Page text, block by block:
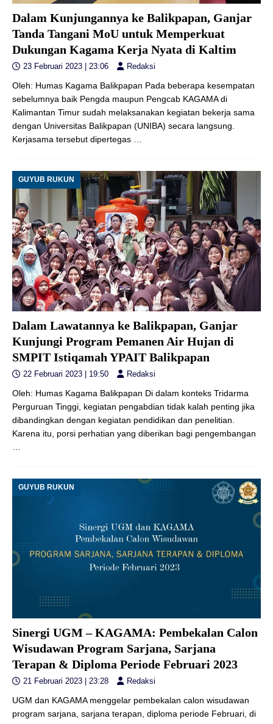
Dalam Kunjungannya ke Balikpapan, Ganjar
Tanda Tangani MoU untuk Memperkuat
Dukungan Kagama Kerja Nyata di Kaltim
23 Februari 2023 | 23:06 Redaksi
Oleh: Humas Kagama Balikpapan Pada beberapa kesempatan
sebelumnya baik Pengda maupun Pengcab KAGAMA di
Kalimantan Timur sudah melaksanakan kegiatan bekerja sama
dengan Universitas Balikpapan (UNIBA) secara langsung.
Kerjasama tersebut dipertegas …
GUYUB RUKUN
Dalam Lawatannya ke Balikpapan, Ganjar
Kunjungi Program Pemanen Air Hujan di
SMPIT Istiqamah YPAIT Balikpapan
22 Februari 2023 | 19:50 Redaksi
Oleh: Humas Kagama Balikpapan Di dalam konteks Tridarma
Perguruan Tinggi, kegiatan pengabdian tidak kalah penting jika
dibandingkan dengan kegiatan pendidikan dan penelitian.
Karena itu, porsi perhatian yang diberikan bagi pengembangan
GUYUB RUKUN
Sinergi UGM – KAGAMA: Pembekalan Calon
Wisudawan Program Sarjana, Sarjana
Terapan & Diploma Periode Februari 2023
21 Februari 2023 | 23:28 Redaksi
UGM dan KAGAMA menggelar pembekalan calon wisudawan
program sarjana, sarjana terapan, diploma periode Februari, di